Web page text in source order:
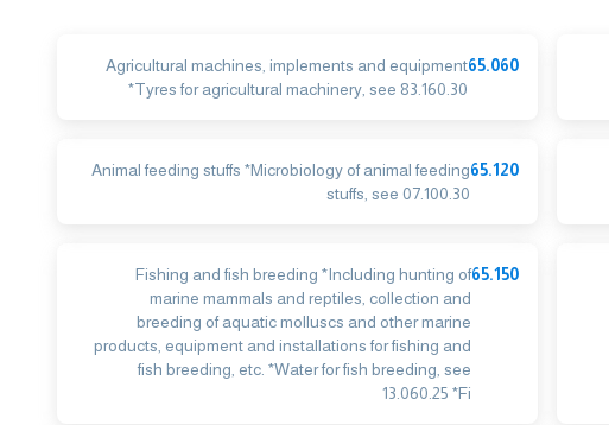
65.060
Agricultural machines, implements and equipment
*Tyres for agricultural machinery, see 83.160.30
65.120
Animal feeding stuffs *Microbiology of animal feeding
stuffs, see 07.100.30
65.150
Fishing and fish breeding *Including hunting of
marine mammals and reptiles, collection and
breeding of aquatic molluscs and other marine
products, equipment and installations for fishing and
fish breeding, etc. *Water for fish breeding, see
13.060.25 *Fi